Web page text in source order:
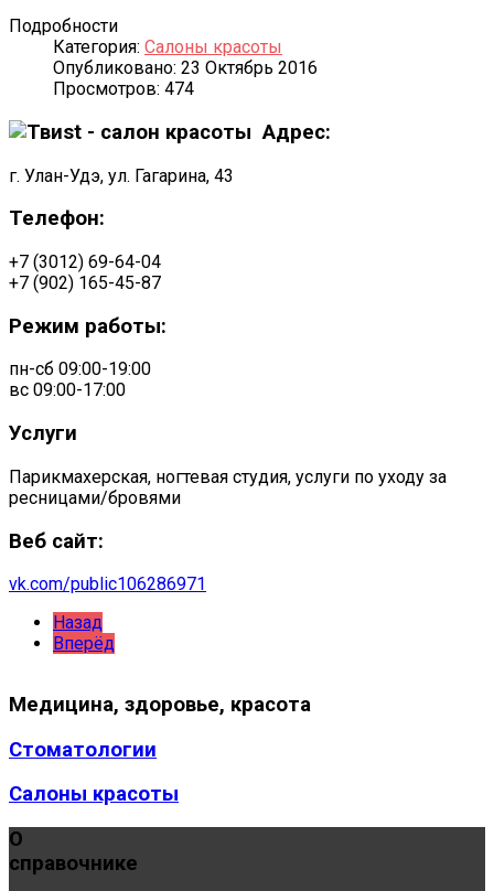
Подробности
Категория: Салоны красоты
Опубликовано: 23 Октябрь 2016
Просмотров: 474
Адрес:
г. Улан-Удэ, ул. Гагарина, 43
Телефон:
+7 (3012) 69-64-04
+7 (902) 165-45-87
Режим работы:
пн-сб 09:00-19:00
вс 09:00-17:00
Услуги
Парикмахерская, ногтевая студия, услуги по уходу за
ресницами/бровями
Веб сайт:
vk.com/public106286971
Назад
Вперёд
Медицина, здоровье, красота
Стоматологии
Салоны красоты
О
справочнике